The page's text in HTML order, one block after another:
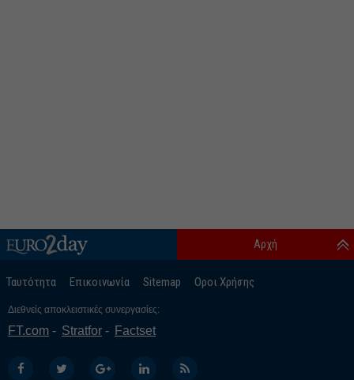
Ταυτότητα Επικοινωνία Sitemap Οροι Χρήσης
Αρχή
Διεθνείς αποκλειστικές συνεργασίες:
FT.com Stratfor Factset